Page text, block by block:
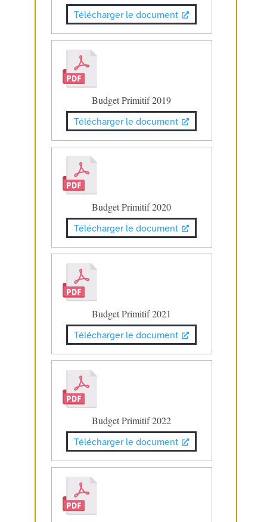
Télécharger le document
Budget Primitif 2019
Télécharger le document
Budget Primitif 2020
Télécharger le document
Budget Primitif 2021
Télécharger le document
Budget Primitif 2022
Télécharger le document